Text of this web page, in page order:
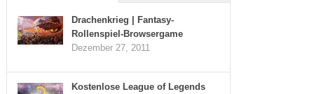
Drachenkrieg | Fantasy-
Rollenspiel-Browsergame
Dezember 27, 2011
Kostenlose League of Legends